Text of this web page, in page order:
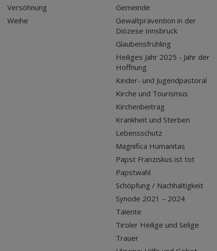
Versöhnung
Weihe
Gemeinde
Gewaltprävention in der
Diözese Innsbruck
Glaubensfrühling
Heiliges Jahr 2025 - Jahr der
Hoffnung
Kinder- und Jugendpastoral
Kirche und Tourismus
Kirchenbeitrag
Krankheit und Sterben
Lebensschutz
Magnifica Humanitas
Papst Franziskus ist tot
Papstwahl
Schöpfung / Nachhaltigkeit
Synode 2021 – 2024
Talente
Tiroler Heilige und Selige
Trauer